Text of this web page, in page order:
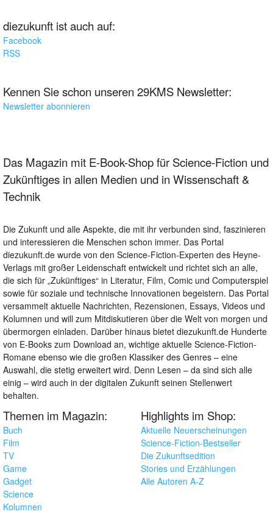
diezukunft ist auch auf:
Facebook
RSS
Kennen Sie schon unseren 29KMS Newsletter:
Newsletter abonnieren
Das Magazin mit E-Book-Shop für Science-Fiction und
Zukünftiges in allen Medien und in Wissenschaft &
Technik
Die Zukunft und alle Aspekte, die mit ihr verbunden sind, faszinieren
und interessieren die Menschen schon immer. Das Portal
diezukunft.de wurde von den Science-Fiction-Experten des Heyne-
Verlags mit großer Leidenschaft entwickelt und richtet sich an alle,
die sich für „Zukünftiges“ in Literatur, Film, Comic und Computerspiel
sowie für soziale und technische Innovationen begeistern. Das Portal
versammelt aktuelle Nachrichten, Rezensionen, Essays, Videos und
Kolumnen und will zum Mitdiskutieren über die Welt von morgen und
übermorgen einladen. Darüber hinaus bietet diezukunft.de Hunderte
von E-Books zum Download an, wichtige aktuelle Science-Fiction-
Romane ebenso wie die großen Klassiker des Genres – eine
Auswahl, die stetig erweitert wird. Denn Lesen – da sind sich alle
einig – wird auch in der digitalen Zukunft seinen Stellenwert
behalten.
Themen im Magazin:
Buch
Film
TV
Game
Gadget
Science
Kolumnen
Highlights im Shop:
Aktuelle Neuerscheinungen
Science-Fiction-Bestseller
Die Zukunftsedition
Stories und Erzählungen
Alle Autoren A-Z